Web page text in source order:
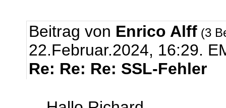
Beitrag von Enrico Alff (3
22.Februar.2024, 16:29.
Re: Re: Re: SSL-Fehler